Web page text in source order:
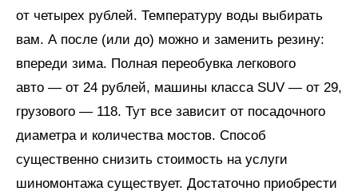
от четырех рублей. Температуру воды выбирать
вам. А после (или до) можно и заменить резину:
впереди зима. Полная переобувка легкового
авто — от 24 рублей, машины класса SUV — от 29,
грузового — 118. Тут все зависит от посадочного
диаметра и количества мостов. Способ
существенно снизить стоимость на услуги
шиномонтажа существует. Достаточно приобрести